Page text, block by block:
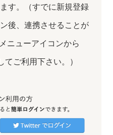
す。（すでに新規登録
後、連携させることが
ニューアイコンから
ご利用下さい。）